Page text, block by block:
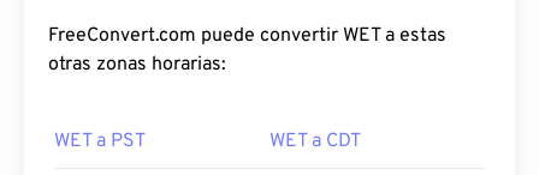
FreeConvert.com puede convertir WET a estas
otras zonas horarias:
WET a PST WET a CDT